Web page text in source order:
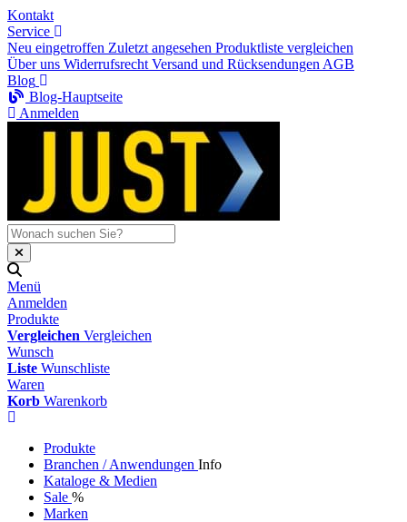
Kontakt
Service
Neu eingetroffen Zuletzt angesehen Produktliste vergleichen
Über uns Widerrufsrecht Versand und Rücksendungen AGB
Blog
Blog-Hauptseite
Anmelden
Menü
Anmelden
Produkte
Vergleichen Vergleichen
Wunsch
Liste Wunschliste
Waren
Korb Warenkorb
Produkte
Branchen / Anwendungen Info
Kataloge & Medien
Sale %
Marken